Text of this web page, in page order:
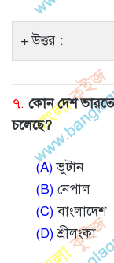
উত্তর :
৭. কোন দেশ
চলেছে?
(A)ভুটান
(B) নেপাল
(C)বাংলাদেশ
(D)শ্রীলংকা